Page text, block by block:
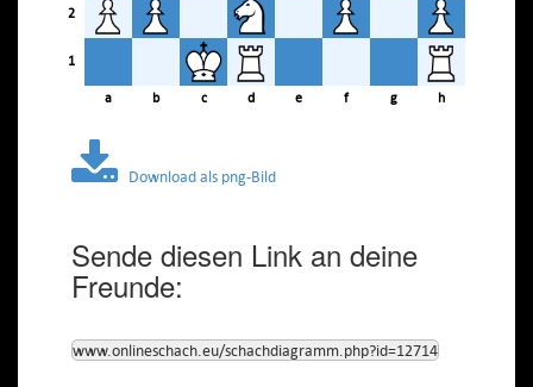
2
1
a b c d e f g h
Download als png-Bild
Sende diesen Link an deine
Freunde:
www.onlineschach.eu/schachdiagramm.php?id=12714